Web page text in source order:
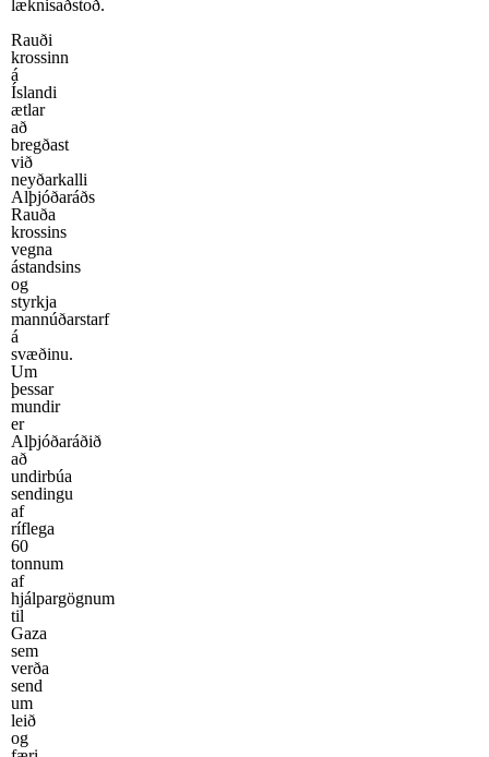
læknisaðstoð.
Rauði
krossinn
á
Íslandi
ætlar
að
bregðast
við
neyðarkalli
Alþjóðaráðs
Rauða
krossins
vegna
ástandsins
og
styrkja
mannúðarstarf
á
svæðinu.
Um
þessar
mundir
er
Alþjóðaráðið
að
undirbúa
sendingu
af
ríflega
60
tonnum
af
hjálpargögnum
til
Gaza
sem
verða
send
um
leið
og